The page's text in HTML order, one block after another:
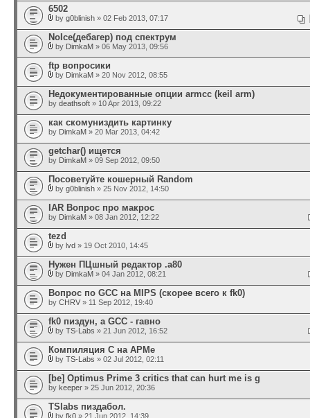
6502
by g0blinish » 02 Feb 2013, 07:17
NoIce(дебагер) под спектрум
by DimkaM » 06 May 2013, 09:56
ftp вопросики
by DimkaM » 20 Nov 2012, 08:55
Недокументированные опции armcc (keil arm)
by deathsoft » 10 Apr 2013, 09:22
как скомуниздить картинку
by DimkaM » 20 Mar 2013, 04:42
getchar() ищется
by DimkaM » 09 Sep 2012, 09:50
Посоветуйте кошерный Random
by g0blinish » 25 Nov 2012, 14:50
IAR Вопрос про макрос
by DimkaM » 08 Jan 2012, 12:22
tezd
by lvd » 19 Oct 2010, 14:45
Нужен ПЦшный редактор .а80
by DimkaM » 04 Jan 2012, 08:21
Вопрос по GСС на MIPS (скорее всего к fk0)
by CHRV » 11 Sep 2012, 19:40
fk0 пиздун, а GCC - гавно
by TS-Labs » 21 Jun 2012, 16:52
Компиляция С на АРМе
by TS-Labs » 02 Jul 2012, 02:11
[be] Optimus Prime 3 critics that can hurt me is g
by keeper » 25 Jun 2012, 20:36
TSlabs пиздабол.
by fk0 » 21 Jun 2012, 14:39